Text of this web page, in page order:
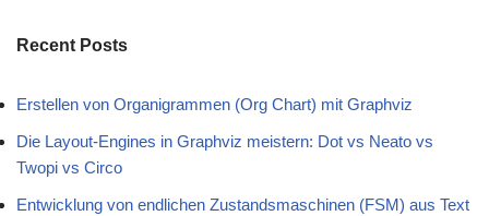
Recent Posts
Erstellen von Organigrammen (Org Chart) mit Graphviz
Die Layout-Engines in Graphviz meistern: Dot vs Neato vs
Twopi vs Circo
Entwicklung von endlichen Zustandsmaschinen (FSM) aus Text